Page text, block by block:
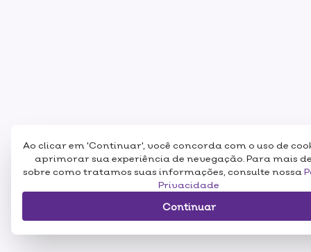
Ao clicar em 'Continuar', você concorda com o uso de
aprimorar sua experiência de nevegação. Para mais
sobre como tratamos suas informações, consulte nossa
Privacidade
Continuar